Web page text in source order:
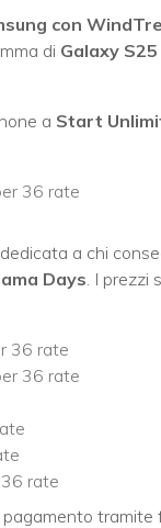
con WindTre
di Galaxy S25
a Start
36 rate
dedicata a chi
Days . I
36 rate
36 rate
rate